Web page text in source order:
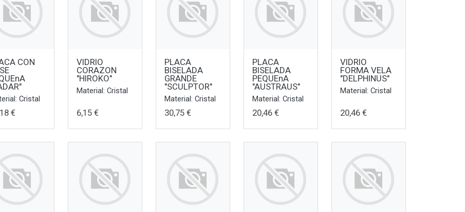
CON
Cristal
€
VIDRIO
CORAZON
"HIROKO"
Material: Cristal
6,15 €
PLACA
BISELADA
GRANDE
"SCULPTOR"
Material: Cristal
30,75 €
PLACA
BISELADA
PEQUEnA
"AUSTRAUS"
Material: Cristal
20,46 €
VIDRIO
FORMA VELA
"DELPHINUS"
Material: Cristal
20,46 €